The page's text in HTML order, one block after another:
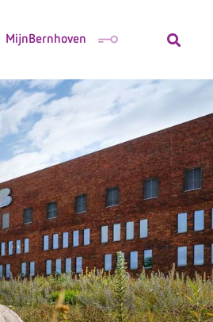
MijnBernhoven